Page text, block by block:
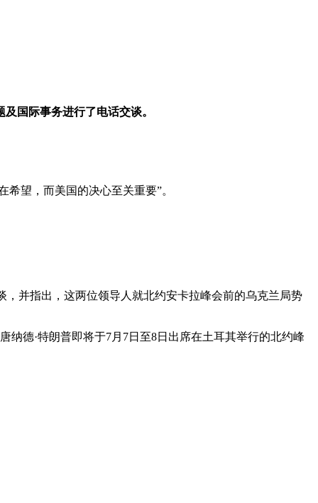
国际事务进行了电话交谈。
望，而美国的决心至关重要”。
，并指出，这两位领导人就北约安卡拉峰会前的乌克兰局势
纳德·特朗普即将于7月7日至8日出席在土耳其举行的北约峰